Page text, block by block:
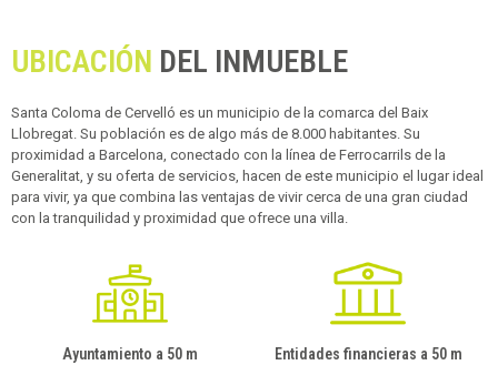
UBICACIÓN DEL INMUEBLE
Santa Coloma de Cervelló es un municipio de la comarca del Baix
Llobregat. Su población es de algo más de 8.000 habitantes. Su
proximidad a Barcelona, conectado con la línea de Ferrocarrils de la
Generalitat, y su oferta de servicios, hacen de este municipio el lugar ideal
para vivir, ya que combina las ventajas de vivir cerca de una gran ciudad
con la tranquilidad y proximidad que ofrece una villa.
Ayuntamiento a 50 m Entidades financieras a 50 m